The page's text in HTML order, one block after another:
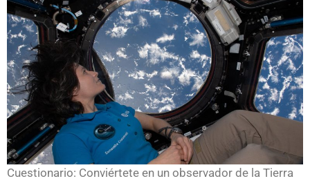
Cuestionario: Conviértete en un observador de la Tierra